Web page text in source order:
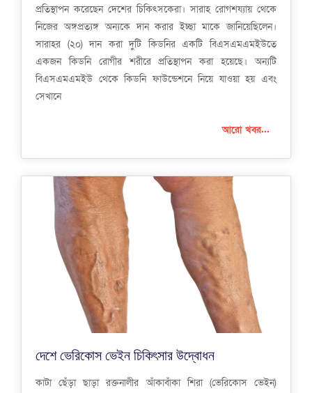
প্রতিস্থাপন করেছেন দেশের চিকিৎসকেরা। সারাহ রোগশয্যায় থেকে
নিজের অঙ্গপ্রত্যঙ্গ অন্যকে দান করার ইচ্ছা মাকে জানিয়েছিলেন।
সারাহর (২০) দান করা দুটি কিডনির একটি বিএসএমএমইউতে
একজন কিডনি রোগীর শরীরে প্রতিস্থাপন করা হয়েছে। অন্যটি
বিএসএমএমইউ থেকে কিডনি ফাউন্ডেশনে নিয়ে যাওয়া হয় এবং
সেখানে
আরো খবর...
দেশে ভেরিকোস ভেইন চিকিৎসার উদ্বোধন
কাটা ছেঁড়া ছাড়া রক্তনালীর আঁকাবাঁকা শিরা (ভেরিকোস ভেইন)